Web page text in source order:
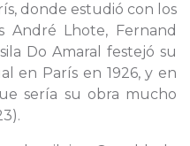
donde estudió con los
André Lhote, Fernand
Do Amaral festejó su
en París en 1926, y en
sería su obra mucho